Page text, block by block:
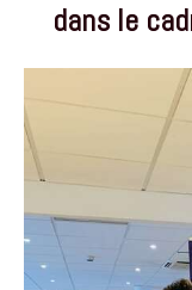
dans le